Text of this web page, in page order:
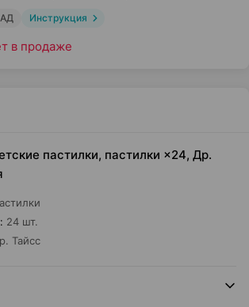
Инструкция
в продаже
пастилки, пастилки ×24, Др.
: 24 шт.
Тайсс